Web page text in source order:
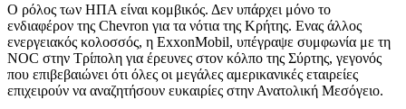
Ο ρόλος των ΗΠΑ είναι κομβικός. Δεν υπάρχει μόνο το
ενδιαφέρον της Chevron για τα νότια της Κρήτης. Ενας άλλος
ενεργειακός κολοσσός, η ExxonMobil, υπέγραψε συμφωνία με τη
NOC στην Τρίπολη για έρευνες στον κόλπο της Σύρτης, γεγονός
που επιβεβαιώνει ότι όλες οι μεγάλες αμερικανικές εταιρείες
επιχειρούν να αναζητήσουν ευκαιρίες στην Ανατολική Μεσόγειο.